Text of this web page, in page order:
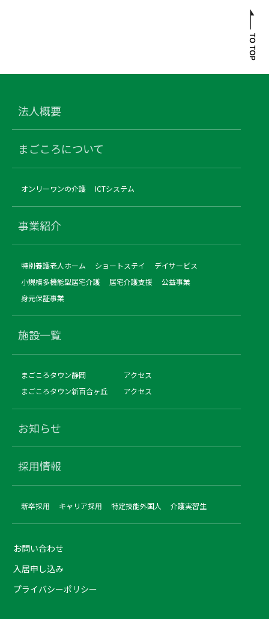
法人概要
まごころについて
オンリーワンの介護 ICTシステム
事業紹介
特別養護老人ホーム ショートステイ
デイサービス
小規模多機能型居宅介護
居宅介護支援
公益事業
身元保証事業
施設一覧
まごころタウン静岡
アクセス
まごころタウン新百合ヶ丘
アクセス
お知らせ
採用情報
新卒採用 キャリア採用 特定技能外国人 介護実習生
お問い合わせ
入居申し込み
プライバシーポリシー